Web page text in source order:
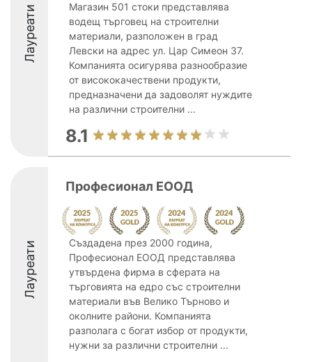
Лауреати
Магазин 501 стоки представлява
водещ търговец на строителни
материали, разположен в град
Левски на адрес ул. Цар Симеон 37.
Компанията осигурява разнообразие
от висококачествени продукти,
предназначени да задоволят нуждите
на различни строителни ...
8.1
Лауреати
Професионал ЕООД
Създадена през 2000 година,
Професионал ЕООД представлява
утвърдена фирма в сферата на
търговията на едро със строителни
материали във Велико Търново и
околните райони. Компанията
разполага с богат избор от продукти,
нужни за различни строителни ...